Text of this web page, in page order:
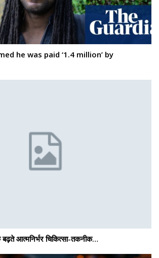
he was paid ‘1.4 million’ by
आत्मनिर्भर चिकित्सा-तकनीक…